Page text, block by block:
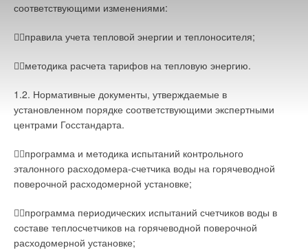
соответствующими изменениями:
❏правила учета тепловой энергии и теплоносителя;
❏методика расчета тарифов на тепловую энергию.
1.2. Нормативные документы, утверждаемые в
установленном порядке соответствующими экспертными
центрами Госстандарта.
❏программа и методика испытаний контрольного
эталонного расходомера-счетчика воды на горячеводной
поверочной расходомерной установке;
❏программа периодических испытаний счетчиков воды в
составе теплосчетчиков на горячеводной поверочной
расходомерной установке;